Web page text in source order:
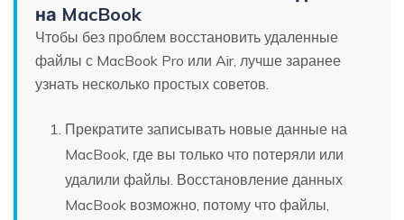
на MacBook
Чтобы без проблем восстановить удаленные
файлы с MacBook Pro или Air, лучше заранее
узнать несколько простых советов.
Прекратите записывать новые данные на
MacBook, где вы только что потеряли или
удалили файлы. Восстановление данных
MacBook возможно, потому что файлы,